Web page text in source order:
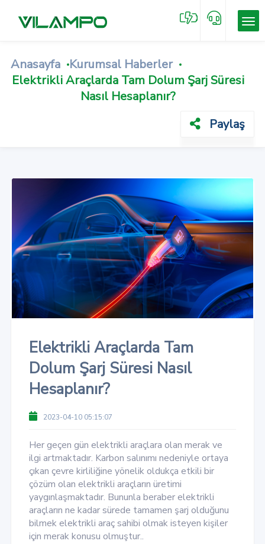
Anasayfa Kurumsal Haberler
Elektrikli Araçlarda Tam Dolum Şarj Süresi
Nasıl Hesaplanır?
Paylaş
Elektrikli Araçlarda Tam
Dolum Şarj Süresi Nasıl
Hesaplanır?
2023-04-10 05:15:07
Her geçen gün elektrikli araçlara olan merak ve
ilgi artmaktadır. Karbon salınımı nedeniyle ortaya
çıkan çevre kirliliğine yönelik oldukça etkili bir
çözüm olan elektrikli araçların üretimi
yaygınlaşmaktadır. Bununla beraber elektrikli
araçların ne kadar sürede tamamen şarj olduğunu
bilmek elektrikli araç sahibi olmak isteyen kişiler
için merak konusu olmuştur..